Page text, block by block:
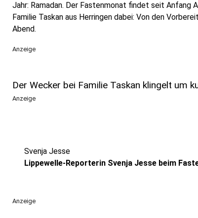
Jahr: Ramadan. Der Fastenmonat findet seit Anfang
Familie Taskan aus Herringen dabei: Von den
Abend.
Anzeige
Der Wecker bei Familie Taskan klingelt um
Anzeige
Svenja Jesse
Lippewelle-Reporterin Svenja Jesse beim
Anzeige